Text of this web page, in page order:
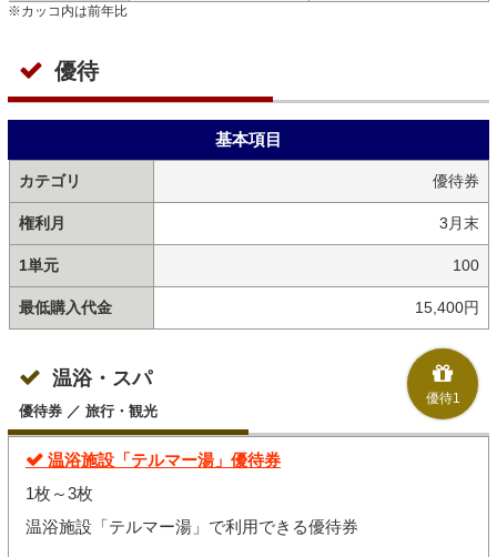
※カッコ内は前年比
優待
基本項目
カテゴリ 優待券
権利月 3月末
1単元 100
最低購入代金 15,400円
優待1
温浴・スパ
優待券 ／ 旅行・観光
温浴施設「テルマー湯」優待券
1枚～3枚
温浴施設「テルマー湯」で利用できる優待券